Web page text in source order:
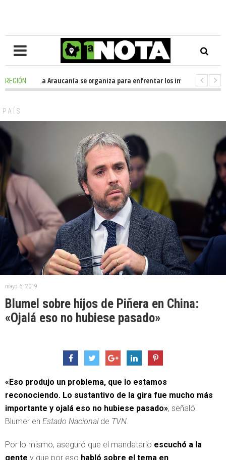
REGIÓNen La Araucanía se organiza para enfrentar los impactos de la
PAÍS
mayo 6, 2019
Blumel sobre hijos de Piñera en China:
«Ojalá eso no hubiese pasado»
«Eso produjo un problema, que lo estamos
reconociendo. Lo sustantivo de la gira fue mucho más
importante y ojalá eso no hubiese pasado», señaló
Blumer en Estado Nacional de TVN
Por lo mismo, aseguró que el mandatario escuchó a la
gente y que por eso habló sobre el tema en